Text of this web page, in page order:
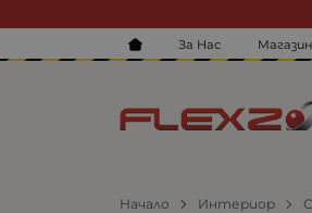
За Нас
Начало Интериор